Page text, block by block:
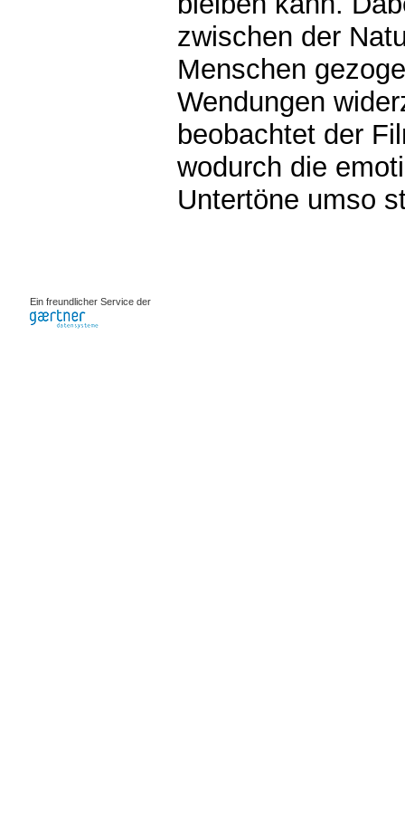
zwischen der
Menschen
Wendungen
beobachtet der
wodurch die
Untertöne umso
Ein freundlicher Service der